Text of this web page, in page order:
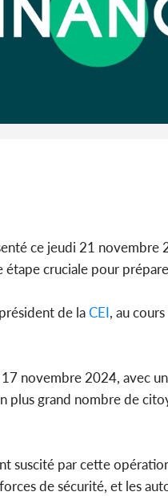
ce jeudi 21 novembre
cruciale pour
de laCEI, au
novembre 2024, avec
grand nombre de
suscité par cette
de sécurité, et les